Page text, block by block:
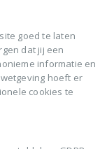
goed te laten
dat jij een
informatie en
hoeft er
cookies te